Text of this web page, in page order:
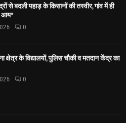
से बदली पहाड़ के किसानों की तस्वीर, गांव में ही
आय*
0
क्षेत्र के विद्यालयों, पुलिस चौकी व मतदान केंद्र का
0